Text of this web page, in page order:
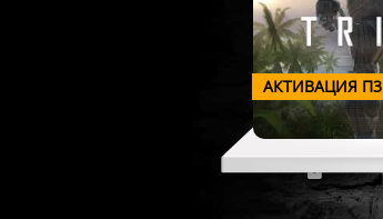
АКТИВАЦИЯ П3